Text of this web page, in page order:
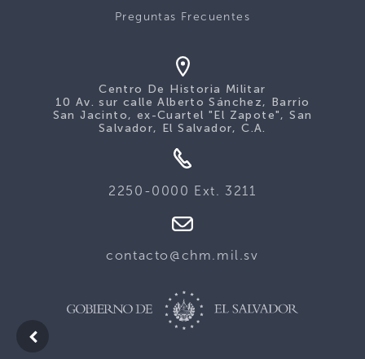
Preguntas Frecuentes
Centro De Historia Militar
10 Av. sur calle Alberto Sánchez, Barrio
San Jacinto, ex-Cuartel "El Zapote", San
Salvador, El Salvador, C.A.
2250-0000 Ext. 3211
contacto@chm.mil.sv